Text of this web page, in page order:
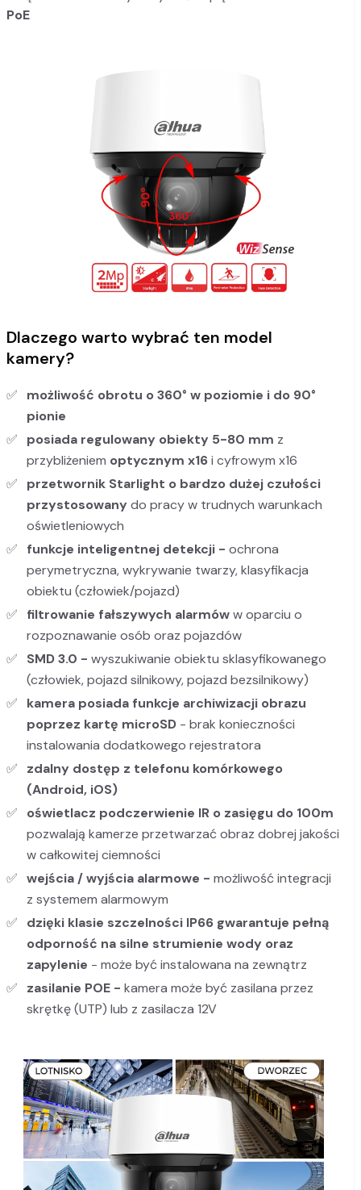
PoE
Dlaczego warto wybrać ten model
kamery?
możliwość obrotu o 360° w poziomie i do 90°
pionie
posiada regulowany obiekty 5-80 mm z
przybliżeniem optycznym x16i cyfrowym x16
przetwornik Starlight o bardzo dużej czułości
przystosowany do pracy w trudnych warunkach
oświetleniowych
funkcje inteligentnej detekcji - ochrona
perymetryczna, wykrywanie twarzy, klasyfikacja
obiektu (człowiek/pojazd)
filtrowanie fałszywych alarmóww oparciu o
rozpoznawanie osób oraz pojazdów
SMD 3.0 - wyszukiwanie obiektu sklasyfikowanego
(człowiek, pojazd silnikowy, pojazd bezsilnikowy)
kamera posiada funkcje archiwizacji obrazu
poprzez kartę microSD - brak konieczności
instalowania dodatkowego rejestratora
zdalny dostęp z telefonu komórkowego
(Android, iOS)
oświetlacz podczerwienie IR o zasięgu do 100m
pozwalają kamerze przetwarzać obraz dobrej jakości
w całkowitej ciemności
wejścia / wyjścia alarmowe - możliwość integracji
z systemem alarmowym
dzięki klasie szczelności IP66 gwarantuje pełną
odporność na silne strumienie wody oraz
zapylenie - może być instalowana na zewnątrz
zasilanie POE - kamera może być zasilana przez
skrętkę (UTP) lub z zasilacza 12V